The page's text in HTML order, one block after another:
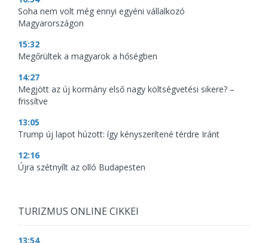
Soha nem volt még ennyi egyéni vállalkozó
Magyarországon
15:32
Megőrültek a magyarok a hőségben
14:27
Megjött az új kormány első nagy költségvetési sikere? –
frissítve
13:05
Trump új lapot húzott: így kényszerítené térdre Iránt
12:16
Újra szétnyílt az olló Budapesten
TURIZMUS ONLINE CIKKEI
13:54